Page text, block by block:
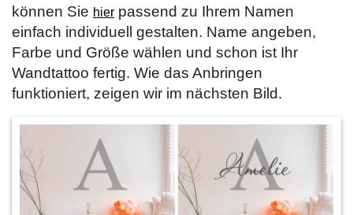
können Sie hier passend zu Ihrem Namen
einfach individuell gestalten. Name angeben,
Farbe und Größe wählen und schon ist Ihr
Wandtattoo fertig. Wie das Anbringen
funktioniert, zeigen wir im nächsten Bild.